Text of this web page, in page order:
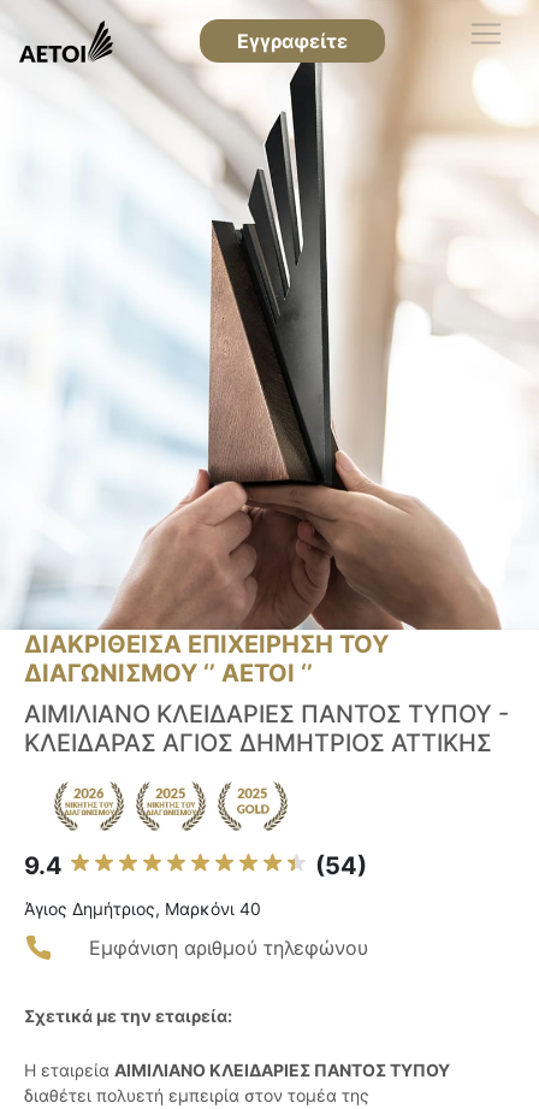
Εγγραφείτε
ΔΙΑΚΡΙΘΕΙΣΑ ΕΠΙΧΕΙΡΗΣΗ ΤΟΥ
ΔΙΑΓΩΝΙΣΜΟΥ ‘’ ΑΕΤΟΙ ‘’
ΑΙΜΙΛΙΑΝΟ ΚΛΕΙΔΑΡΙΕΣ ΠΑΝΤΟΣ ΤΥΠΟΥ -
ΚΛΕΙΔΑΡΑΣ ΑΓΙΟΣ ΔΗΜΗΤΡΙΟΣ ΑΤΤΙΚΗΣ
9.4 (54)
Άγιος Δημήτριος, Μαρκόνι 40
Εμφάνιση αριθμού τηλεφώνου
Σχετικά με την εταιρεία:
Η εταιρεία ΑΙΜΙΛΙΑΝΟ ΚΛΕΙΔΑΡΙΕΣ ΠΑΝΤΟΣ ΤΥΠΟΥ
διαθέτει πολυετή εμπειρία στον τομέα της